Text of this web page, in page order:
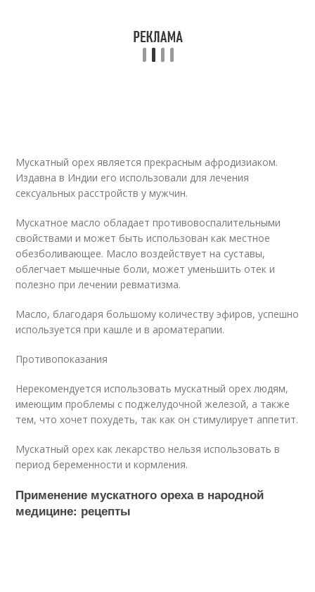
Мускатный орех является прекрасным афродизиаком.
Издавна в Индии его использовали для лечения
сексуальных расстройств у мужчин.
Мускатное масло обладает противовоспалительными
свойствами и может быть использован как местное
обезболивающее. Масло воздействует на суставы,
облегчает мышечные боли, может уменьшить отек и
полезно при лечении ревматизма.
Масло, благодаря большому количеству эфиров, успешно
используется при кашле и в ароматерапии.
Противопоказания
Нерекомендуется использовать мускатный орех людям,
имеющим проблемы с поджелудочной железой, а также
тем, что хочет похудеть, так как он стимулирует аппетит.
Мускатный орех как лекарство нельзя использовать в
период беременности и кормления.
Применение мускатного ореха в народной
медицине: рецепты